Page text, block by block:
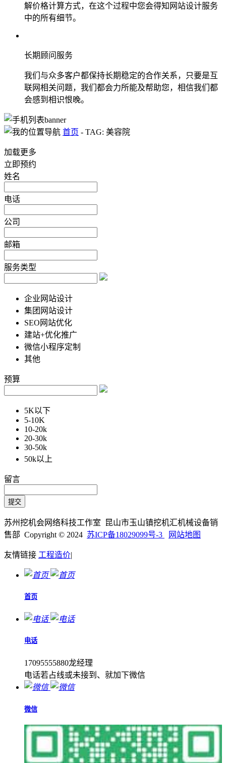
解价格计算方式，在这个过程中您会得知网站设计服务
中的所有细节。
长期顾问服务
我们与众多客户都保持长期稳定的合作关系，只要是互
联网相关问题，我们都会力所能及帮助您，相信我们都
会感到相识恨晚。
首页 - TAG: 美容院
加载更多
立即预约
姓名
电话
公司
邮箱
服务类型
企业网站设计
集团网站设计
SEO网站优化
建站+优化推广
微信小程序定制
其他
预算
5K以下
5-10K
10-20k
20-30k
30-50k
50k以上
留言
苏州挖机会网络科技工作室 昆山市玉山镇挖机汇机械设备销
售部 Copyright © 2024 苏ICP备18029099号-3 网站地图
友情链接 工程造价|
首页
电话
17095555880龙经理
电话若占线或未接到、就加下微信
微信